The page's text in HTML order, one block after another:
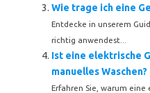
Wie trage ich eine
Entdecke in unserem
richtig anwendest...
Ist eine elektrische
manuelles Waschen?
Erfahren Sie, warum eine